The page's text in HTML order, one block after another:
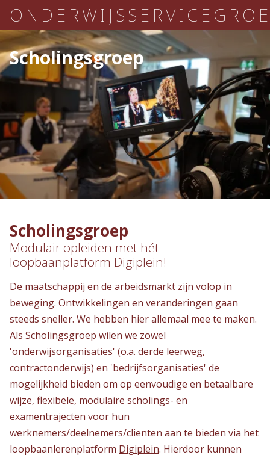
Scholingsgroep
Scholingsgroep
Modulair opleiden met hét
loopbaanplatform Digiplein!
De maatschappij en de arbeidsmarkt zijn volop in
beweging. Ontwikkelingen en veranderingen gaan
steeds sneller. We hebben hier allemaal mee te maken.
Als Scholingsgroep wilen we zowel
'onderwijsorganisaties' (o.a. derde leerweg,
contractonderwijs) en 'bedrijfsorganisaties' de
mogelijkheid bieden om op eenvoudige en betaalbare
wijze, flexibele, modulaire scholings- en
examentrajecten voor hun
werknemers/deelnemers/clienten aan te bieden via het
loopbaanlerenplatform Digiplein. Hierdoor kunnen